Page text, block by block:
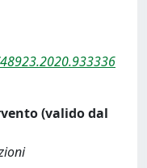
(valido dal